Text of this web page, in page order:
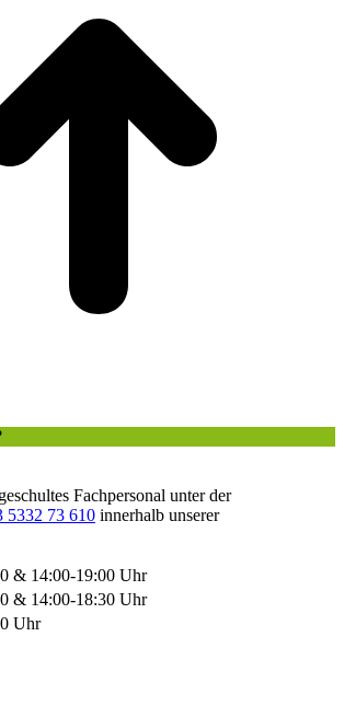
Fachpersonal unter der
5332 73 610 innerhalb unserer
& 14:00-19:00 Uhr
& 14:00-18:30 Uhr
Uhr